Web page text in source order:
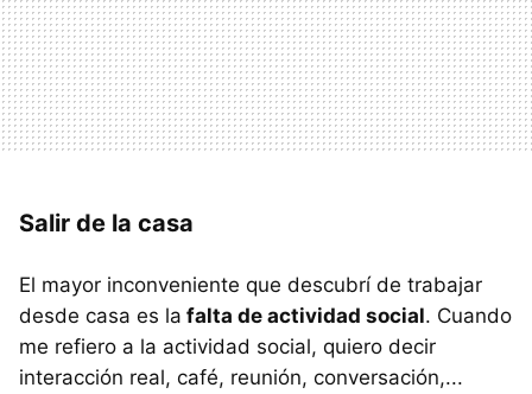
Salir de la casa
El mayor inconveniente que descubrí de trabajar
desde casa es la falta de actividad social. Cuando
me refiero a la actividad social, quiero decir
interacción real, café, reunión, conversación,...